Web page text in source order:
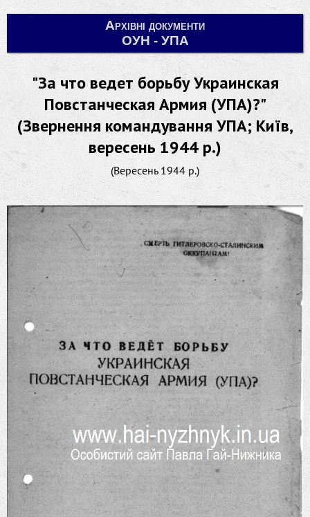
Архівні документи
ОУН - УПА
"За что ведет борьбу Украинская
Повстанческая Армия (УПА)?"
(Звернення командування УПА; Київ,
вересень 1944 р.)
(Вересень 1944 р.)